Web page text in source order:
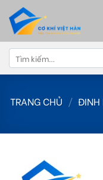
content
Tìm
kiếm:
TRANG CHỦ / ĐINH